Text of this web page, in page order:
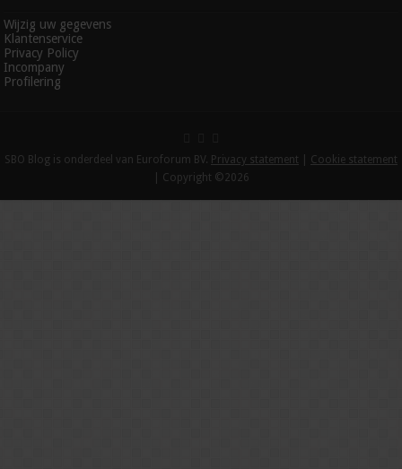
Wijzig uw gegevens
Klantenservice
Privacy Policy
Incompany
Profilering
SBO Blog is onderdeel van Euroforum BV. Privacy statement
Cookie statement
| Copyright ©2026